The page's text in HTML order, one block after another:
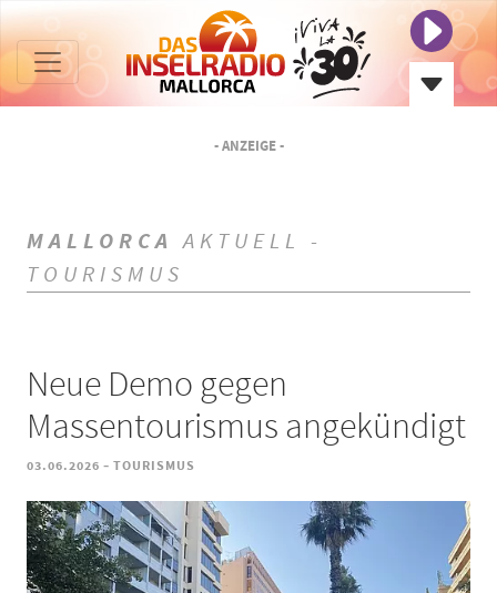
- ANZEIGE -
MALLORCA AKTUELL -
TOURISMUS
Neue Demo gegen
Massentourismus angekündigt
03.06.2026 - TOURISMUS